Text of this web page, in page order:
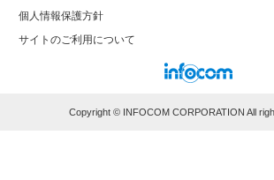
個⼈情報保護⽅針
サイトのご利⽤について
Copyright © INFOCOM CORPORATION All